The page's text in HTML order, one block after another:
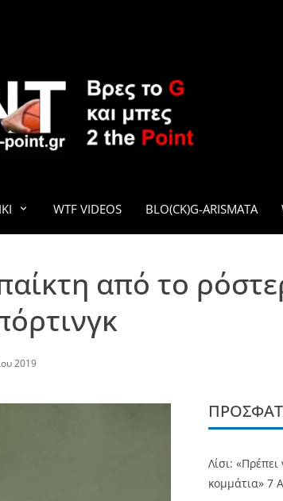
POINT.GR
WTF VIDEOS BLO(CK)G-ARISMATA
από το
2019
Λίσι:
κομμάτια» 7